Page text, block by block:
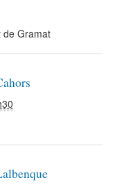
de Gramat